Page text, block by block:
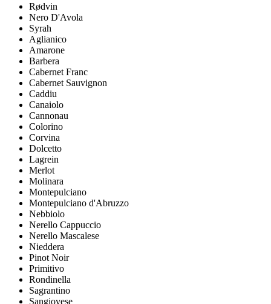
Rødvin
Nero D'Avola
Syrah
Aglianico
Amarone
Barbera
Cabernet Franc
Cabernet Sauvignon
Caddiu
Canaiolo
Cannonau
Colorino
Corvina
Dolcetto
Lagrein
Merlot
Molinara
Montepulciano
Montepulciano d'Abruzzo
Nebbiolo
Nerello Cappuccio
Nerello Mascalese
Nieddera
Pinot Noir
Primitivo
Rondinella
Sagrantino
Sangiovese